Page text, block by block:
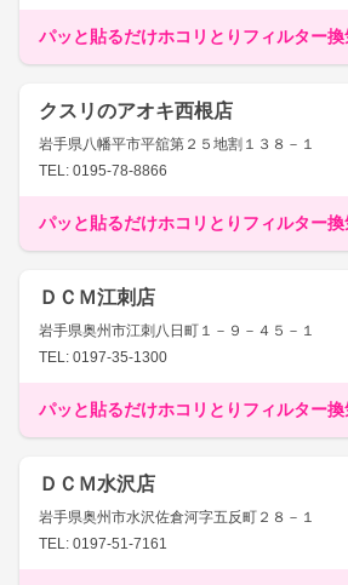
パッと貼るだけホコリとりフィルター
クスリのアオキ西根店
岩手県八幡平市平舘第２５地割１３８－１
TEL: 0195-78-8866
パッと貼るだけホコリとりフィルター
ＤＣＭ江刺店
岩手県奥州市江刺八日町１－９－４５－１
TEL: 0197-35-1300
パッと貼るだけホコリとりフィルター
ＤＣＭ水沢店
岩手県奥州市水沢佐倉河字五反町２８－１
TEL: 0197-51-7161